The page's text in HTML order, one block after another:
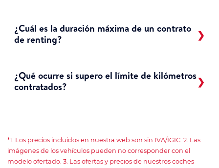
¿Cuál es la duración máxima de un contrato
de renting?
¿Qué ocurre si supero el límite de kilómetros
contratados?
*1. Los precios incluidos en nuestra web son sin IVA/IGIC. 2. Las
imágenes de los vehículos pueden no corresponder con el
modelo ofertado. 3. Las ofertas y precios de nuestros coches